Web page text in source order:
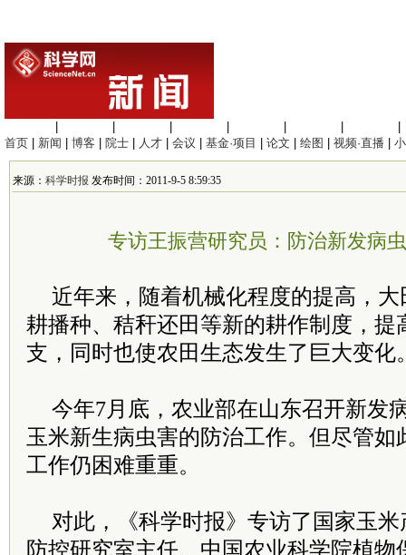
首页
新闻 博客 院士 人才 会议 基金·项目 论文 绘图 视频·直播
来源： 科学时报 发布时间：2011-9-5 8:59:35
专访王振营研究员：防治新发病
近年来，随着机械化程度的提高，
耕播种、秸秆还田等新的耕作制度，提
支，同时也使农田生态发生了巨大变化
今年7月底，农业部在山东召开新发
玉米新生病虫害的防治工作。但尽管如
工作仍困难重重。
对此，《科学时报》专访了国家玉
防控研究室主任、中国农业科学院植物